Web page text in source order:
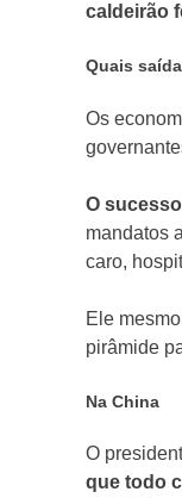
caldeirão
Quais
Os
O
mandatos
caro,
Ele
pirâmide
Na China
O
que todo